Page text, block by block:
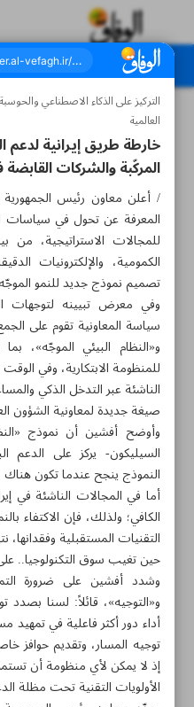
مواضيع هذه الصفحة
التركيز على الذكاء الاصطناعي
العالمية
خارطة طريق إيرانية لدعم
المركّبة والشركات
/ أعلن معاون رئيس الجمهورية
المعرفة عن تحول في سياسات
للمجالات الاستراتيجية، من
الكمومية، والإلكترونيات
تصميم نموذج جديد للنمو
وفي معرض تبيينه لتوجهات
سياسة المعاونية تقوم على
و«النظام البيئي الموجّه»،
للمنظومة الابتكارية، وفي
الناشئة عبر التدخل الذكي
صيغة جديدة لمعاونية الشؤون
وأوضح أفشين أن نموذج
السيليكون- يركز على الدعم
النموذج ينجح عندما تكون
أما في المجالات الناشئة في
الكافي؛ ولذلك، فإن الاكتفاء
التقنيات المستقبلية
حين تغيب سوق التكنولوجيا..
وشدد أفشين على ضرورة
و«التوجيه»، قائلاً: لسنا بصدد
أداء دور أكثر فاعلية في تمهيد
توجيه المسار، وتقديم حوافز
إذ لا يمكن لأي منظومة أن
الأولويات التقنية تحت مظلة